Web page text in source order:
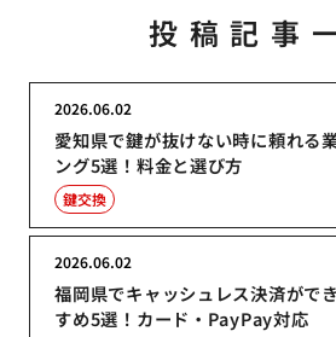
投稿記事
愛知県で鍵が抜けない時に頼れる
ング5選！料金と選び方
2026.06.02
鍵交換
福岡県でキャッシュレス決済がで
すめ5選！カード・PayPay対応
2026.06.02